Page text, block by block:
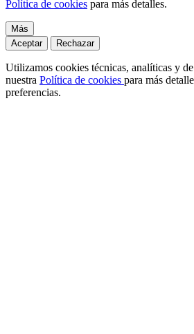
Política de cookies para más detalles.
Más
Aceptar
Rechazar
Utilizamos cookies técnicas, analíticas y
nuestra Política de cookies para más
preferencias.